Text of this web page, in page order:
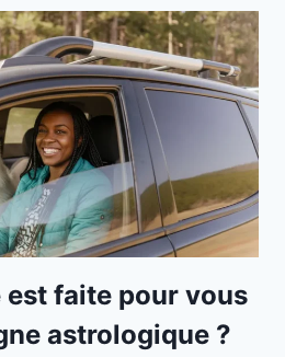
faite pour vous
astrologique ?